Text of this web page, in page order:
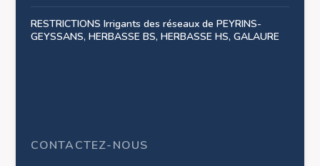
RESTRICTIONS Irrigants des réseaux de PEYRINS-
GEYSSANS, HERBASSE BS, HERBASSE HS, GALAURE
CONTACTEZ-NOUS